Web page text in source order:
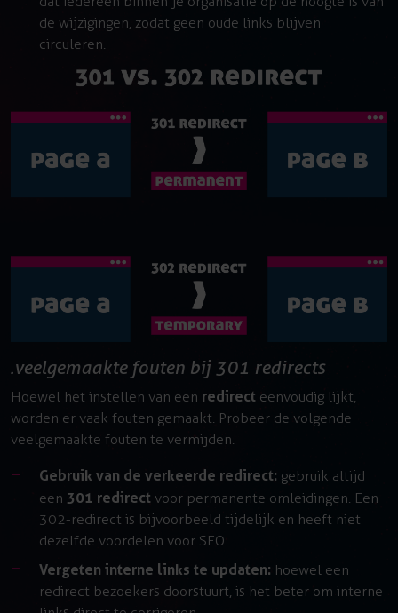
de wijzigingen, zodat geen oude links blijven
circuleren.
veelgemaakte fouten bij 301 redirects
Hoewel het instellen van een redirect eenvoudig lijkt,
worden er vaak fouten gemaakt. Probeer de volgende
veelgemaakte fouten te vermijden.
Gebruik van de verkeerde redirect: gebruik altijd
een 301 redirect voor permanente omleidingen. Een
302-redirect is bijvoorbeeld tijdelijk en heeft niet
dezelfde voordelen voor SEO.
Vergeten interne links te updaten: hoewel een
redirect bezoekers doorstuurt, is het beter om interne